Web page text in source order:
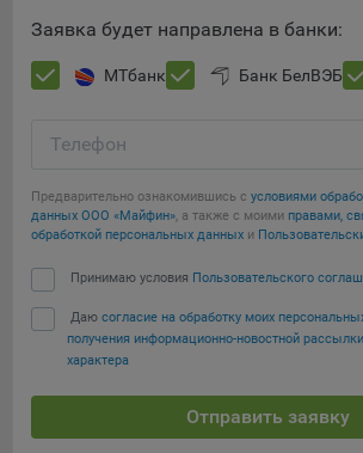
9.5. Файлы cookie, применяемые для
Google Analytics.
Необходимые для функционирования
(статистические), установлены на
передаются третьим лицам, часть из
Остальные - не более года.
Отключение аналитических файлов cookie
определять предпочтения пользователей
наиболее и наименее популярные
меры по совершенствованию работы
Сохранить мои
Сохранить по
Заявка будет направлена в банки:
МТбанк Банк БелВЭБ
Телефон
Предварительно ознакомившись с условиями
данных ООО «Майфин», а также с моими правами,
обработкой персональных данных и
Принимаю условия Пользовательского
Даю согласие на обработку моих
получения информационно-новостной
характера
Отправить заявку